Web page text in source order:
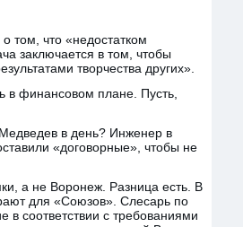
том, что «недостатком
заключается в том, чтобы
творчества других».
в финансовом плане. Пусть,
в день? Инженер в
«договорные», чтобы не
а не Воронеж. Разница есть. В
для «Союзов». Слесарь по
в соответствии с требованиями